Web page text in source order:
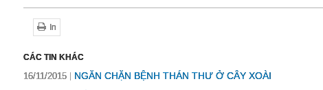
In
CÁC TIN KHÁC
16/11/2015 NGĂN CHẶN BỆNH THÁN THƯ Ở CÂY XOÀI